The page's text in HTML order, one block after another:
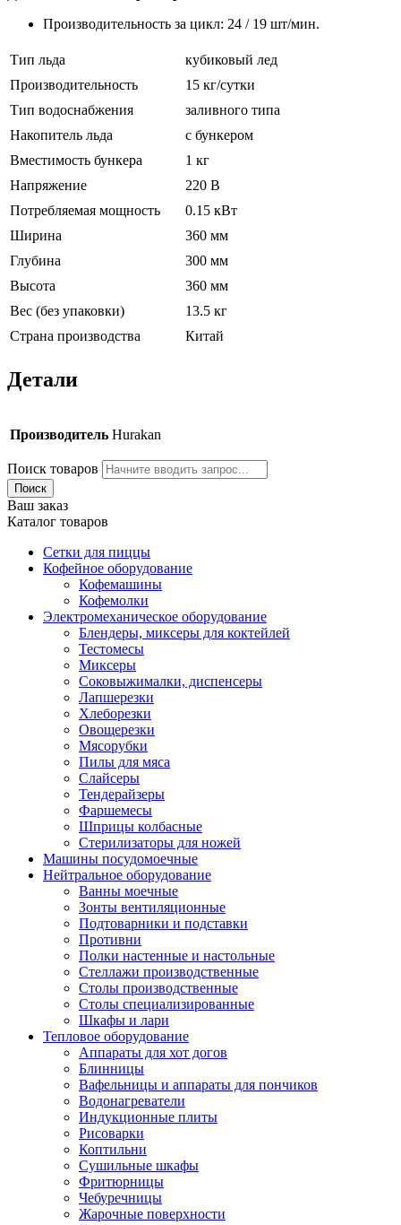
Производительность за цикл: 24 / 19 шт/мин.
Тип льда
кубиковый лед
Производительность
15 кг/сутки
Тип водоснабжения
заливного типа
Накопитель льда
с бункером
Вместимость бункера
1 кг
Напряжение
220 В
Потребляемая мощность
0.15 кВт
Ширина
360 мм
Глубина
300 мм
Высота
360 мм
Вес (без упаковки)
13.5 кг
Страна производства
Китай
Детали
Производитель Hurakan
Поиск товаров
Поиск
Ваш заказ
Каталог товаров
Сетки для пиццы
Кофейное оборудование
Кофемашины
Кофемолки
Электромеханическое оборудование
Блендеры, миксеры для коктейлей
Тестомесы
Миксеры
Соковыжималки, диспенсеры
Лапшерезки
Хлеборезки
Овощерезки
Мясорубки
Пилы для мяса
Слайсеры
Тендерайзеры
Фаршемесы
Шприцы колбасные
Стерилизаторы для ножей
Машины посудомоечные
Нейтральное оборудование
Ванны моечные
Зонты вентиляционные
Подтоварники и подставки
Противни
Полки настенные и настольные
Стеллажи производственные
Столы производственные
Столы специализированные
Шкафы и лари
Тепловое оборудование
Аппараты для хот догов
Блинницы
Вафельницы и аппараты для пончиков
Водонагреватели
Индукционные плиты
Рисоварки
Коптильни
Сушильные шкафы
Фритюрницы
Чебуречницы
Жарочные поверхности